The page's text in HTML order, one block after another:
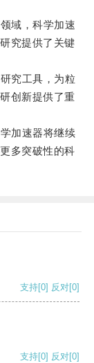
域，科学加速
究提供了关键
究工具，为粒
创新提供了重
加速器将继续
多突破性的科
支持[0] 反对[0]
支持[0] 反对[0]